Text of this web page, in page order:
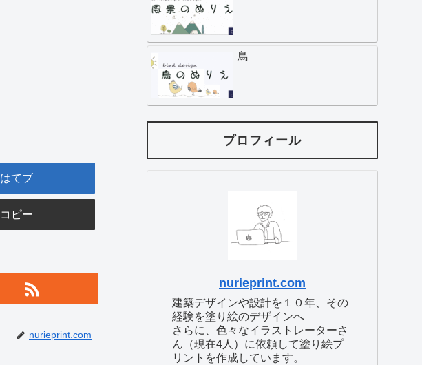
はてブ
コピー
nurieprint.com
鳥
プロフィール
nurieprint.com
建築デザインや設計を１０年、その
経験を塗り絵のデザインへ
さらに、色々なイラストレーターさ
ん（現在4人）に依頼して塗り絵プ
リントを作成しています。